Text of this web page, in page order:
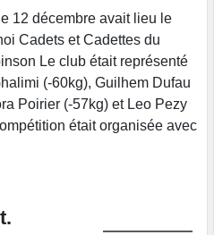
12 décembre avait lieu le
Cadets et Cadettes du
Le club était représenté
(-60kg), Guilhem Dufau
Poirier (-57kg) et Leo Pezy
était organisée avec